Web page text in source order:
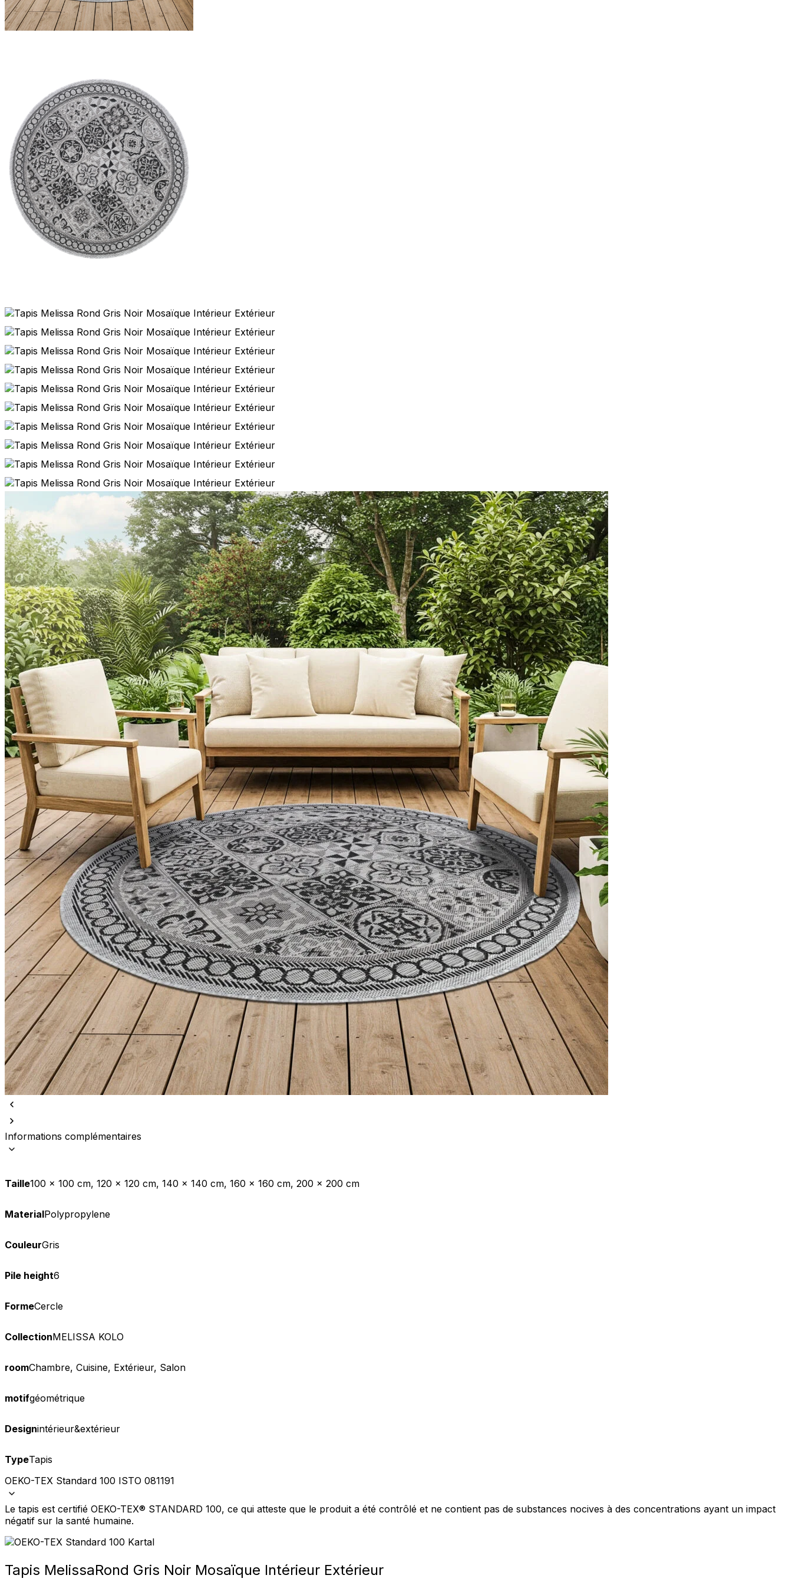
Informations complémentaires
Taille100 x 100 cm, 120 x 120 cm, 140 x 140 cm, 160 x 160 cm, 200 x 200 cm
MaterialPolypropylene
CouleurGris
Pile height6
FormeCercle
CollectionMELISSA KOLO
roomChambre, Cuisine, Extérieur, Salon
motifgéométrique
Designintérieur&extérieur
TypeTapis
OEKO-TEX Standard 100 ISTO 081191
Le tapis est certifié OEKO-TEX® STANDARD 100, ce qui atteste que le produit a été contrôlé et ne contient pas de substances nocives à des concentrations ayant un impact
négatif sur la santé humaine.
Tapis MelissaRond Gris Noir Mosaïque Intérieur Extérieur
Nous utilisons des cookies pour personnaliser le contenu et les annonces, offrir des fonctionnalités de réseaux sociaux et analyser notre trafic.
Nous partageons également des informations sur votre utilisation de notre site avec nos partenaires sociaux, publicitaires et analytiques. Ces
partenaires peuvent combiner ces informations avec d'autres données que vous leur avez fournies ou qu'ils ont collectées lors de votre
utilisation de leurs services.
Indispensables
Les cookies indispensables sont cruciaux pour les fonctions de base du site et le site ne fonctionnera pas comme prévu sans eux. Ces cookies
ne stockent aucune donnée permettant d'identifier personnellement un utilisateur.
Préférences
Les cookies liés aux préférences permettent au site de se souvenir des informations qui modifient l'apparence ou le fonctionnement du site,
comme votre langue préférée ou la région dans laquelle vous vous trouvez.
Statistiques
Les cookies statistiques aident les propriétaires de sites web à comprendre comment les visiteurs interagissent avec les sites en collectant et en
rapportant des informations de manière anonyme.
Marketing
Les cookies marketing sont utilisés pour suivre les utilisateurs sur les sites web. Le but est d'afficher des publicités qui sont pertinentes et
engageantes pour l'utilisateur individuel et, par conséquent, plus précieuses pour les éditeurs et les annonceurs tiers.
Non classés
Les cookies non classés sont des cookies qui sont en processus de classification, en collaboration avec les fournisseurs de cookies individuels.
Rejeter Enregistrer mes préférences Accepter tout